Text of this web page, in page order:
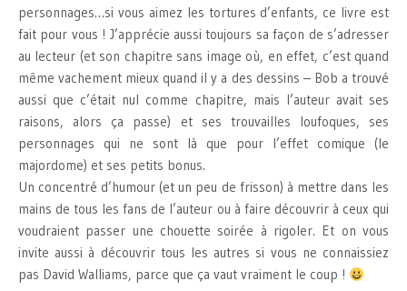
personnages…si vous aimez les tortures d’enfants, ce livre est
fait pour vous ! J’apprécie aussi toujours sa façon de s’adresser
au lecteur (et son chapitre sans image où, en effet, c’est quand
même vachement mieux quand il y a des dessins – Bob a trouvé
aussi que c’était nul comme chapitre, mais l’auteur avait ses
raisons, alors ça passe) et ses trouvailles loufoques, ses
personnages qui ne sont là que pour l’effet comique (le
majordome) et ses petits bonus.
Un concentré d’humour (et un peu de frisson) à mettre dans les
mains de tous les fans de l’auteur ou à faire découvrir à ceux qui
voudraient passer une chouette soirée à rigoler. Et on vous
invite aussi à découvrir tous les autres si vous ne connaissiez
pas David Walliams, parce que ça vaut vraiment le coup !